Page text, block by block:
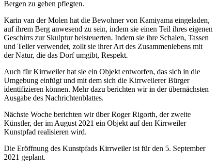
Bergen zu geben pflegten.
Karin van der Molen hat die Bewohner von Kamiyama eingeladen,
auf ihrem Berg anwesend zu sein, indem sie einen Teil ihres eigenen
Geschirrs zur Skulptur beisteuerten. Indem sie ihre Schalen, Tassen
und Teller verwendet, zollt sie ihrer Art des Zusammenlebens mit
der Natur, die das Dorf umgibt, Respekt.
Auch für Kirrweiler hat sie ein Objekt entworfen, das sich in die
Umgebung einfügt und mit dem sich die Kirrweilerer Bürger
identifizieren können. Mehr dazu berichten wir in der übernächsten
Ausgabe des Nachrichtenblattes.
Nächste Woche berichten wir über Roger Rigorth, der zweite
Künstler, der im August 2021 ein Objekt auf den Kirrweiler
Kunstpfad realisieren wird.
Die Eröffnung des Kunstpfads Kirrweiler ist für den 5. September
2021 geplant.